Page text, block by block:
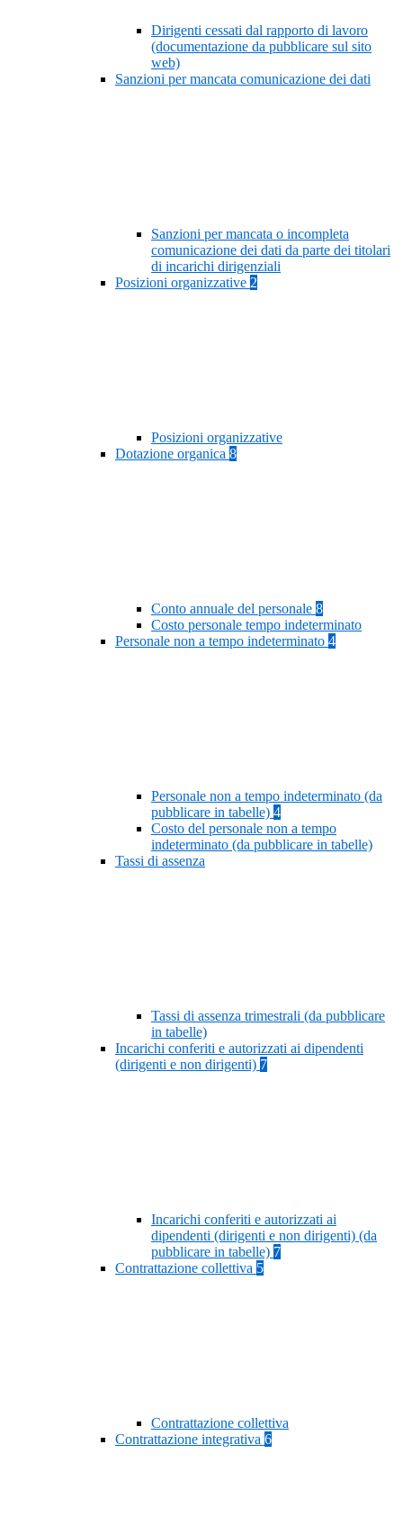
Dirigenti cessati dal rapporto di lavoro
(documentazione da pubblicare sul sito
web)
Sanzioni per mancata comunicazione dei dati
Sanzioni per mancata o incompleta
comunicazione dei dati da parte dei titolari
di incarichi dirigenziali
Posizioni organizzative 2
Posizioni organizzative
Dotazione organica 8
Conto annuale del personale 8
Costo personale tempo indeterminato
Personale non a tempo indeterminato 4
Personale non a tempo indeterminato (da
pubblicare in tabelle) 4
Costo del personale non a tempo
indeterminato (da pubblicare in tabelle)
Tassi di assenza
Tassi di assenza trimestrali (da pubblicare
in tabelle)
Incarichi conferiti e autorizzati ai dipendenti
(dirigenti e non dirigenti) 7
Incarichi conferiti e autorizzati ai
dipendenti (dirigenti e non dirigenti) (da
pubblicare in tabelle) 7
Contrattazione collettiva 5
Contrattazione collettiva
Contrattazione integrativa 6